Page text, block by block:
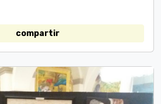
compartir